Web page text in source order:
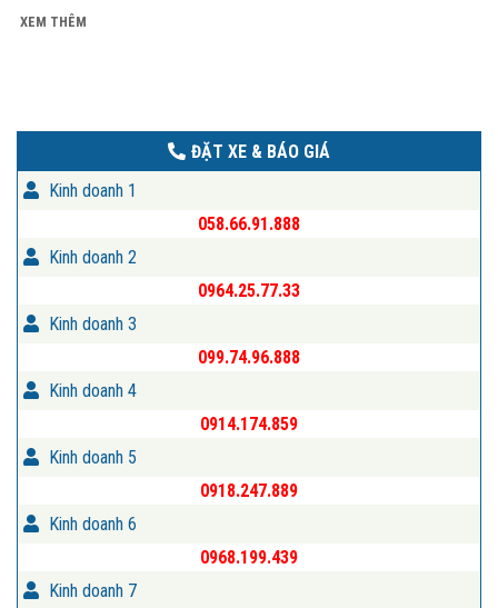
XEM THÊM
ĐẶT XE & BÁO GIÁ
Kinh doanh 1
058.66.91.888
Kinh doanh 2
0964.25.77.33
Kinh doanh 3
099.74.96.888
Kinh doanh 4
0914.174.859
Kinh doanh 5
0918.247.889
Kinh doanh 6
0968.199.439
Kinh doanh 7